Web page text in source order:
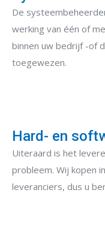
De
werking van één of
binnen uw bedrijf -of
toegewezen.
Hard- en
Uiteraard is het
probleem. Wij kopen
leveranciers, dus u